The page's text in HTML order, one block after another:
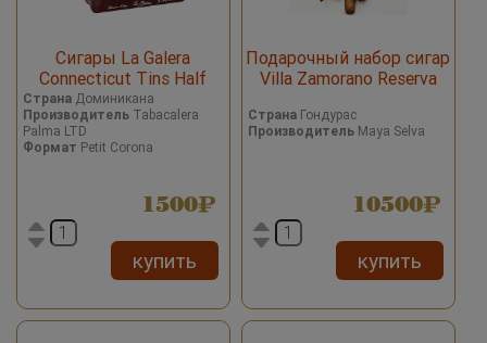
Сигары La Galera
Connecticut Tins Half
Corona
Страна Доминикана
Производитель Tabacalera
Palma LTD
Формат Petit Corona
1500
купить
Подарочный набор сигар
Villa Zamorano Reserva
СтранаГондурас
ПроизводительMaya Selva
10500
купить